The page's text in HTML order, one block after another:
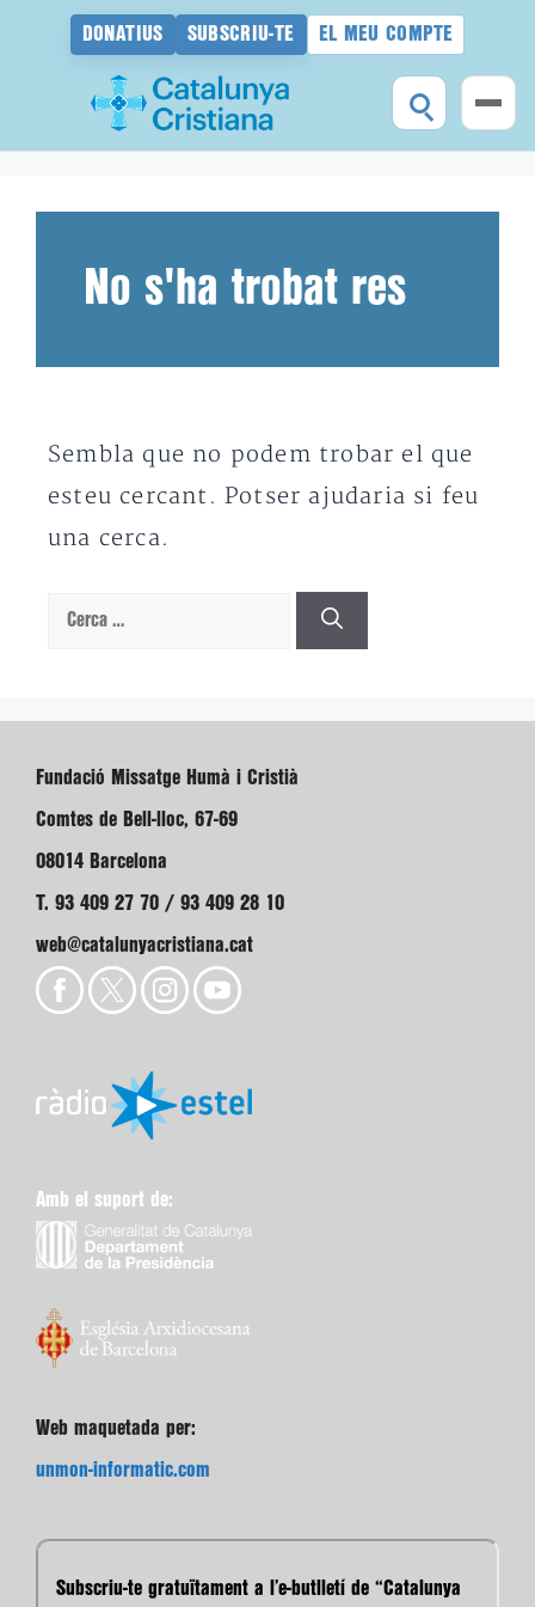
DONATIUS SUBSCRIU-TE EL MEU COMPTE
No s'ha trobat res
Sembla que no podem trobar el que
esteu cercant. Potser ajudaria si feu
una cerca.
Cerca:
Fundació Missatge Humà i Cristià
Comtes de Bell-lloc, 67-69
08014 Barcelona
T. 93 409 27 70 / 93 409 28 10
web@catalunyacristiana.cat
Amb el suport de:
Web maquetada per:
unmon-informatic.com
Subscriu-te gratuïtament a l’e-butlletí de “Catalunya